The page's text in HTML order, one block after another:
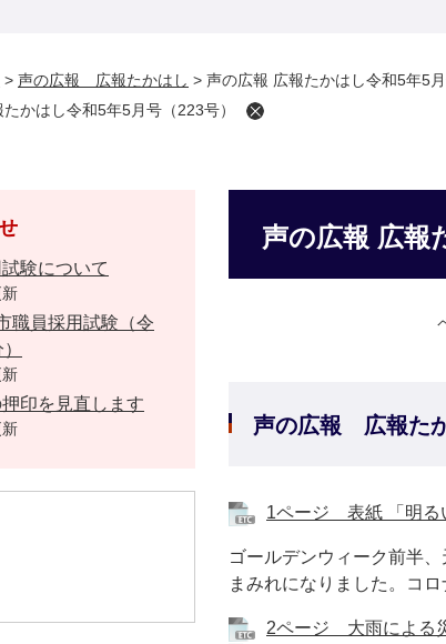
> 声の広報 広報たかはし > 声の広報 広報たかはし令和5年5月
かはし令和5年5月号（223号）
声の広報 広報
声の広報 広報た
1ページ 表紙 「明る
ゴールデンウィーク前半
まみれになりました。コ
2ページ 大雨による
験について
職員採用試験（令
印を見直します